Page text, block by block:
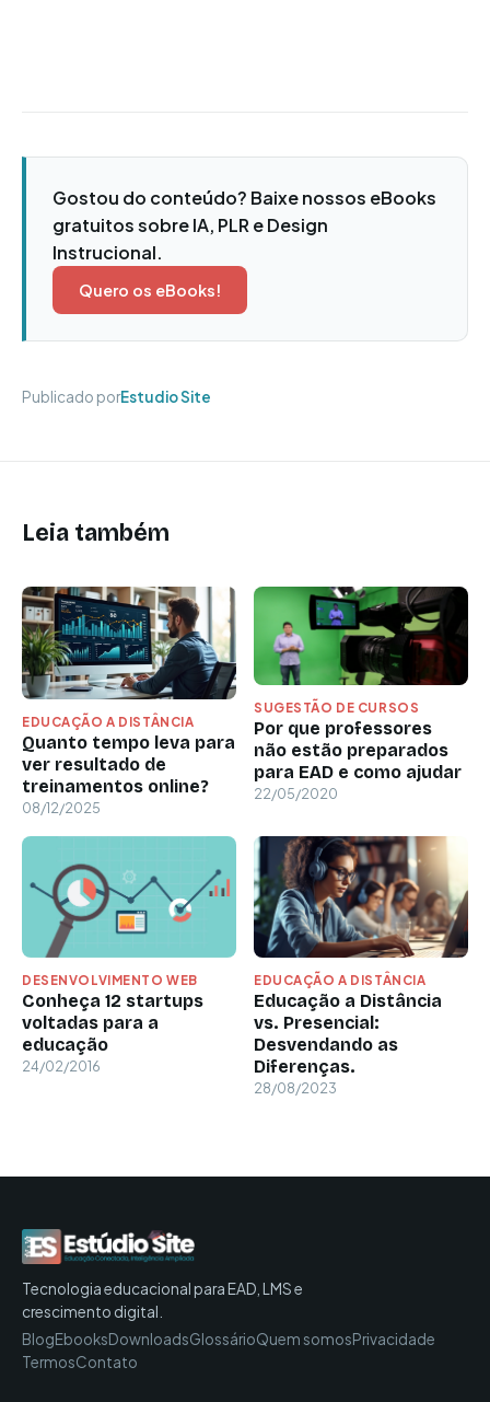
Gostou do conteúdo? Baixe nossos eBooks
gratuitos sobre IA, PLR e Design
Instrucional.
Quero os eBooks!
Publicado porEstudio Site
Leia também
EDUCAÇÃO A DISTÂNCIA
Quanto tempo leva para
ver resultado de
treinamentos online?
08/12/2025
SUGESTÃO DE CURSOS
Por que professores
não estão preparados
para EAD e como ajudar
22/05/2020
DESENVOLVIMENTO WEB
Conheça 12 startups
voltadas para a
educação
24/02/2016
EDUCAÇÃO A DISTÂNCIA
Educação a Distância
vs. Presencial:
Desvendando as
Diferenças.
28/08/2023
Tecnologia educacional para EAD, LMS e
crescimento digital.
BlogEbooksDownloadsGlossárioQuem somosPrivacidade
TermosContato